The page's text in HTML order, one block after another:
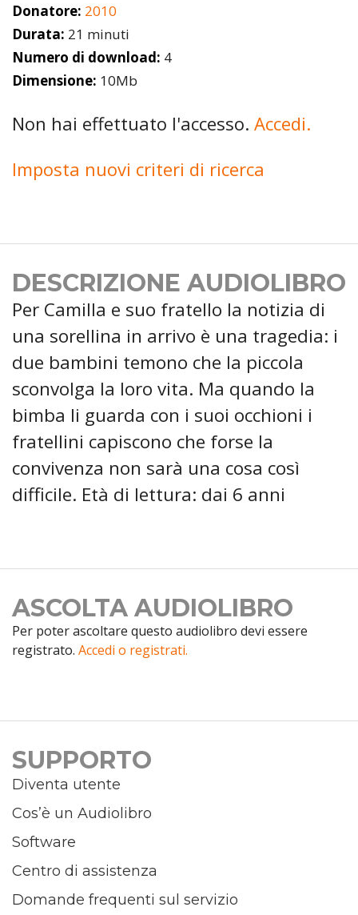
Donatore: 2010
Durata: 21 minuti
Numero di download: 4
Dimensione: 10Mb
Non hai effettuato l'accesso. Accedi.
Imposta nuovi criteri di ricerca
DESCRIZIONE AUDIOLIBRO
Per Camilla e suo fratello la notizia di
una sorellina in arrivo è una tragedia: i
due bambini temono che la piccola
sconvolga la loro vita. Ma quando la
bimba li guarda con i suoi occhioni i
fratellini capiscono che forse la
convivenza non sarà una cosa così
difficile. Età di lettura: dai 6 anni
ASCOLTA AUDIOLIBRO
Per poter ascoltare questo audiolibro devi essere
registrato. Accedi o registrati.
SUPPORTO
Diventa utente
Cos’è un Audiolibro
Software
Centro di assistenza
Domande frequenti sul servizio